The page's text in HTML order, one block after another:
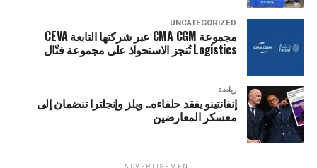
UNCATEGORIZED
مجموعة CMA CGM عبر شركتها التابعة CEVA
Logistics تُنجز الاستحواذ على مجموعة فتّال
رياضة
إنفانتينو يفقد حلفاءه.. ويلز وإنجلترا تنضمان إلى
معسكر المعارضين
ADVERTISEMENT